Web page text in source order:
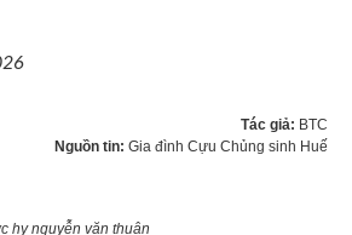
Tác giả: BTC
Nguồn tin: Gia đình Cựu Chủng sinh Huế
hy nguyễn văn thuận